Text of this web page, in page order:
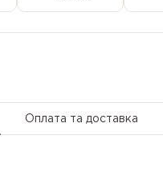
Оплата та доставка